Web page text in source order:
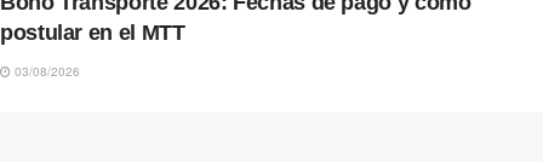
postular en el MTT
03/08/2026